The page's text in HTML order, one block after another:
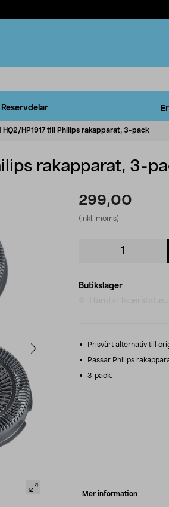
Reservdelar
HQ2/HP1917 till Philips rakapparat, 3-pack
rakapparat, 3-
299,00
(inkl. moms)
Butikslager
Prisvärt alternativ till
Passar Philips
3-pack.
Mer information